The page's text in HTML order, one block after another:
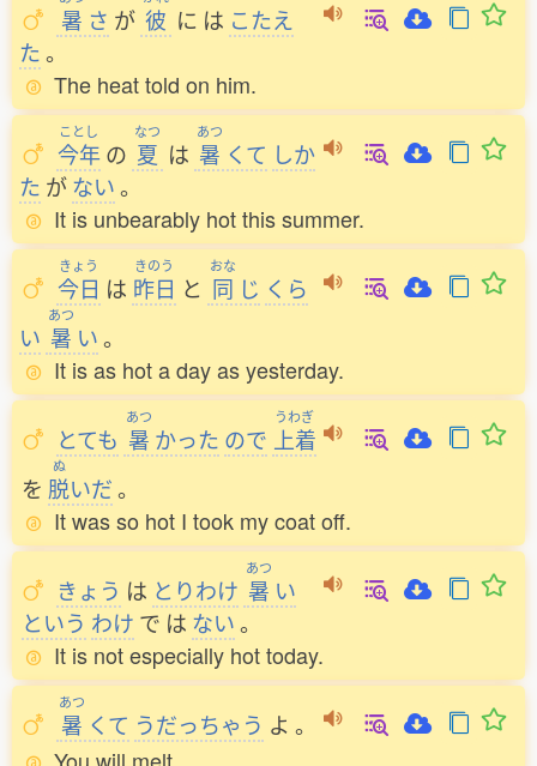
暑 さ が 彼 に は こたえ
た。
The heat told on him.
ことし
今年 の
なつ
夏 は
あつ
暑 くて しか
た がない。
It is unbearably hot this summer.
きょう
今日 は
きのう
昨日 と
おな
同 じ くら
い
あつ
暑 い。
It is as hot a day as yesterday.
とても
あつ
暑 かった ので
うわぎ
上着
を
ぬ
脱いだ。
It was so hot I took my coat off.
きょう は とりわけ
あつ
暑 い
という わけ で は ない。
It is not especially hot today.
あつ
暑 くて うだっちゃう よ 。